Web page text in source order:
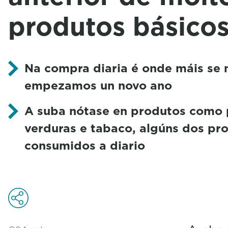
produtos básicos
Na compra diaria é onde máis se
empezamos un novo ano
A suba nótase en produtos
verduras e tabaco, algúns dos
consumidos a diario